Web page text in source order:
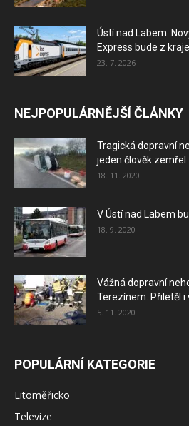
Ústí nad Labem:
Express bude z
23. 7. 2026
NEJPOPULÁRNĚJŠÍ ČLÁNKY
Tragická dopravní
jeden člověk zemřel
18. 11. 2020
V Ústí nad Labem
18. 9. 2020
Vážná dopravní
Terezínem. Přiletěl i
5. 11. 2020
POPULÁRNÍ KATEGORIE
Litoměřicko
Televize